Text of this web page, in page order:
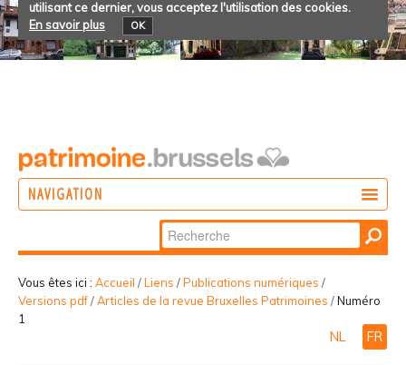
utilisant ce dernier, vous acceptez l'utilisation des cookies.
En savoir plus
OK
NAVIGATION
PARTICIPER
Chercher par
Recherche
avancée…
Vous êtes ici : Accueil /Liens /Publications numériques /
Versions pdf/Articles de la revue Bruxelles Patrimoines /Numéro
1
NL FR